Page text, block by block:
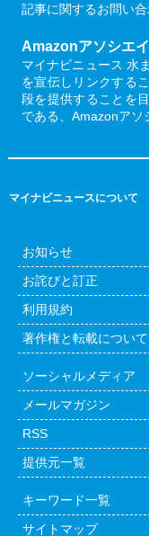
記事に関するお問い
Amazonアソシエ
マイナビニュース 水
を宣伝しリンクする
段を提供することを
である、Amazonアソ
マイナビニュースについて
お知らせ
お詫びと訂正
利用規約
著作権と転載について
ソーシャルメディア
メールマガジン
RSS
提供元一覧
キーワード一覧
サイトマップ